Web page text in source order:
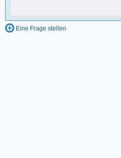
Eine Frage stellen